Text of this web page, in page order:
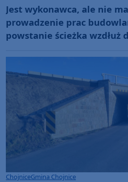
Jest wykonawca, ale nie
prowadzenie prac
powstanie ścieżka wzdłuż
ChojniceGmina Chojnice